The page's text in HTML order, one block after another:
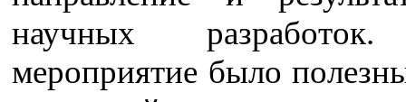
научных
мероприятие было